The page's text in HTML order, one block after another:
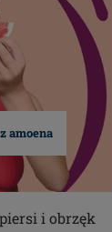
amoena
i obrzęk